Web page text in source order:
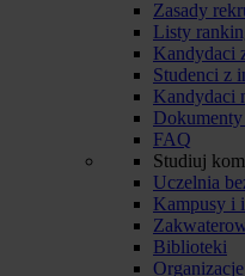
Zasady
Listy
Kandydaci
Studenci z
Kandydaci
FAQ
Studiuj
Uczelnia
Kampusy i
Biblioteki